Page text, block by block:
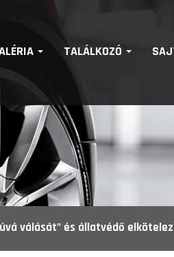
TALÁLKOZÓ
elkötelezettségét az UNIX-AMTS